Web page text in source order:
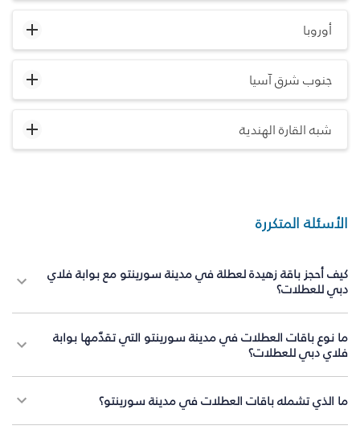
أوروبا
جنوب شرق آسيا
شبه القارة الهندية
الأسئلة المتكررة
كيف أحجز باقة زهيدة لعطلة في مدينة سورينتو مع بوابة فلاي
دبي للعطلات؟
ما نوع باقات العطلات في مدينة سورينتو التي تقدّمها بوابة
فلاي دبي للعطلات؟
ما الذي تشمله باقات العطلات في مدينة سورينتو؟